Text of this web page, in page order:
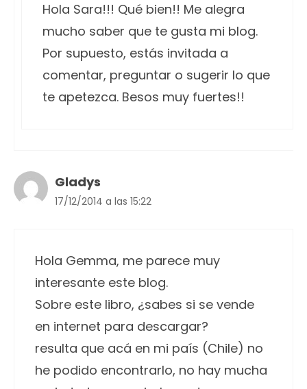
Hola Sara!!! Qué bien!! Me alegra
mucho saber que te gusta mi blog.
Por supuesto, estás invitada a
comentar, preguntar o sugerir lo que
te apetezca. Besos muy fuertes!!
Gladys
17/12/2014 a las 15:22
Hola Gemma, me parece muy
interesante este blog.
Sobre este libro, ¿sabes si se vende
en internet para descargar?
resulta que acá en mi país (Chile) no
he podido encontrarlo, no hay mucha